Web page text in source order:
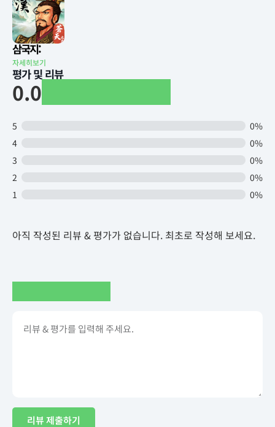
삼국지:
자세히보기
평가 및 리뷰
0.0
5
0%
4
0%
3
0%
2
0%
1
0%
아직 작성된 리뷰 & 평가가 없습니다. 최초로 작성해 보세요.
리뷰 제출하기